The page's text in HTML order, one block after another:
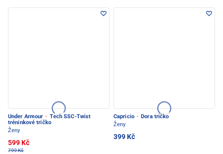
Under Armour · Tech SSC-Twist
tréninkové tričko
Ženy
599 Kč
799 Kč
Capricio · Dora tričko
Ženy
399 Kč